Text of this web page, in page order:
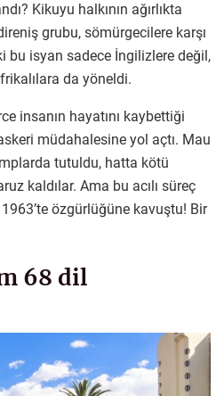
Kikuyu halkının ağırlıkta
grubu, sömürgecilere karşı
bu isyan sadece İngilizlere değil,
da yöneldi.
insanın hayatını kaybettiği
müdahalesine yol açtı. Mau
tutuldu, hatta kötü
kaldılar. Ama bu acılı süreç
özgürlüğüne kavuştu! Bir
68 dil